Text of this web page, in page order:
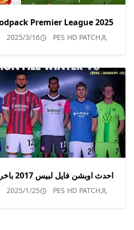
Premier League 2025
PES HD PATCH
2025/3/16
احدث اوبشن فايل لبيس 2017 باخر انتقالات 2025
PES HD PATCH
2025/1/25